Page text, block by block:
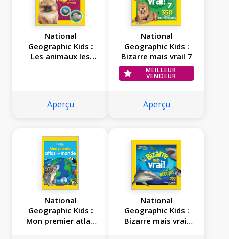
National
Geographic Kids :
Les animaux les
Aperçu
National
Geographic Kids :
Bizarre mais vrai! 7
MEILLEUR
VENDEUR
Aperçu
National
Geographic Kids :
Mon premier atlas
National
Geographic Kids :
Bizarre mais vrai!